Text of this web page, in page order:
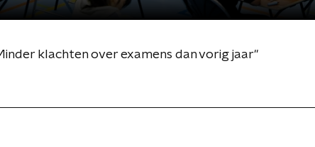
klachten over examens dan vorig jaar"